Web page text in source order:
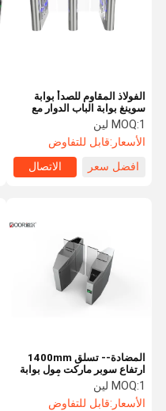
الفولاذ المقاوم للصدأ بوابة
سوينغ بوابة الباب الدوار مع
بطاقة الإضاءة بقيادة رمز
الاستجابة السريعة
MOQ:1 لين
الأسعار:قابل للتفاوض
افضل سعر
الاتصال
المضادة-- تسلق 1400mm
ارتفاع سوبر ماركت مول بوابة
الفولاذ المقاوم للصدأ المشاة
انزلاق بوابات
MOQ:1 لين
الأسعار:قابل للتفاوض